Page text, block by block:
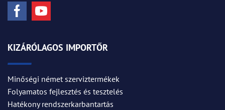
KIZÁRÓLAGOS IMPORTŐR
Minőségi német szerviztermékek
Folyamatos fejlesztés és tesztelés
Hatékony rendszerkarbantartás